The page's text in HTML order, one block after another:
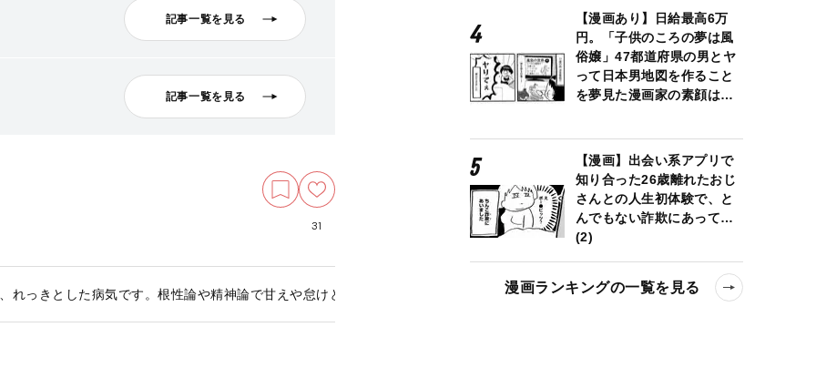
記事一覧を見る
記事一覧を見る
31
、れっきとした病気です。根性論や精神論で甘えや怠けとみなしてはいけない」ギャンブル依存症はどうやって治療するのか？ 専門治
【漫画あり】日給最高6万
円。「子供のころの夢は風
俗嬢」47都道府県の男とヤ
って日本男地図を作ること
を夢見た漫画家の素顔は…
【漫画】出会い系アプリで
知り合った26歳離れたおじ
さんとの人生初体験で、と
んでもない詐欺にあって…
(2)
漫画ランキングの一覧を見る